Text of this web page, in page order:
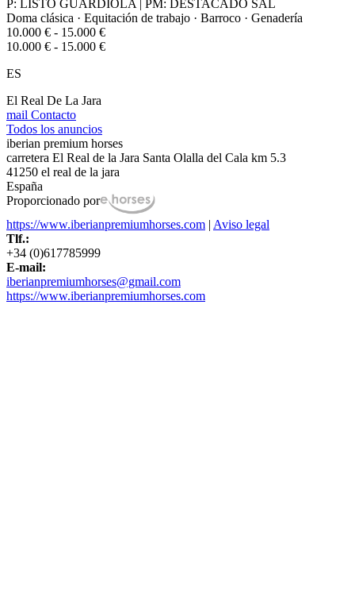
P: LISTO GUARDIOLA | PM: DESTACADO SAL
Doma clásica · Equitación de trabajo · Barroco · Genadería
10.000 € - 15.000 €
10.000 € - 15.000 €
ES
El Real De La Jara
mail Contacto
Todos los anuncios
iberian premium horses
carretera El Real de la Jara Santa Olalla del Cala km 5.3
41250 el real de la jara
España
Proporcionado por
https://www.iberianpremiumhorses.com | Aviso legal
Tlf.:
+34 (0)617785999
E-mail:
iberianpremiumhorses@gmail.com
https://www.iberianpremiumhorses.com